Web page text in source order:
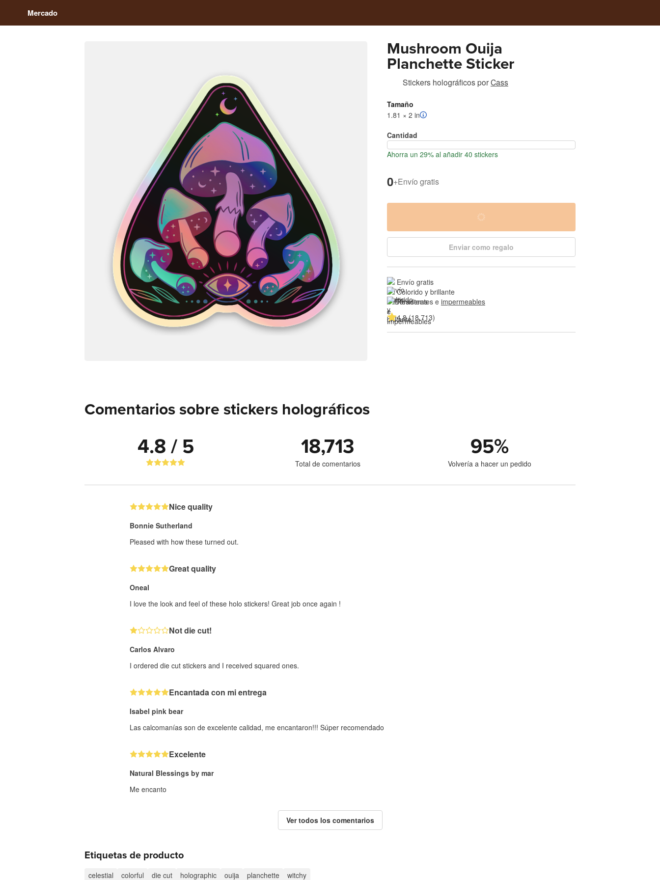
Mercado
Mushroom Ouija
Planchette Sticker
Stickers holográficosporCass
Tamaño
1.81 × 2 in
Cantidad
Ahorra un 29% al añadir 40 stickers
0+Envío gratis
Enviar como regalo
Envío gratis
Colorido y brillante
Resistentes e impermeables
4.8 (18,713)
Comentarios sobre stickers holográficos
4.8 / 5 18,713
Total de comentarios
95%
Volvería a hacer un pedido
Nice quality
Bonnie Sutherland
Pleased with how these turned out.
Great quality
Oneal
I love the look and feel of these holo stickers! Great job once again !
Not die cut!
Carlos Alvaro
I ordered die cut stickers and I received squared ones.
Encantada con mi entrega
Isabel pink bear
Las calcomanías son de excelente calidad, me encantaron!!! Súper recomendado
Excelente
Natural Blessings by mar
Me encanto
Ver todos los comentarios
Etiquetas de producto
celestial colorful die cut holographic ouija planchette witchy